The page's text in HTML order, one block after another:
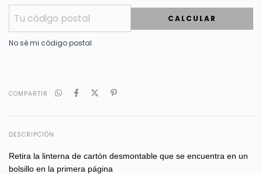
CALCULAR
No sé mi código postal
COMPARTIR
DESCRIPCIÓN
Retira la linterna de cartón desmontable que se encuentra en un
bolsillo en la primera página